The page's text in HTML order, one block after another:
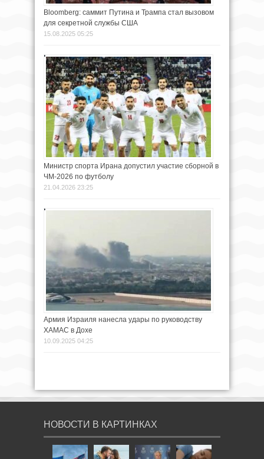
Bloomberg: саммит Путина и Трампа стал вызовом
для секретной службы США
15.08.2025 05:25
Министр спорта Ирана допустил участие сборной в
ЧМ-2026 по футболу
21.04.2026 23:25
Армия Израиля нанесла удары по руководству
ХАМАС в Дохе
10.09.2025 04:25
НОВОСТИ В КАРТИНКАХ